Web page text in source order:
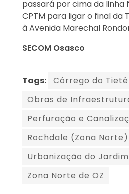
passará por cima da linha
CPTM para ligar o final da
à Avenida Marechal
SECOM Osasco
Tags:
Córrego do Tietê
Obras de
Perfuração e
Rochdale (Zona Norte)
Urbanização do
Zona Norte de OZ